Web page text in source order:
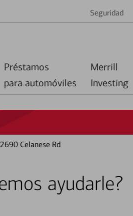
Seguridad
Préstamos
para automóviles
Merrill
Investing
Celanese Rd
ayudarle?